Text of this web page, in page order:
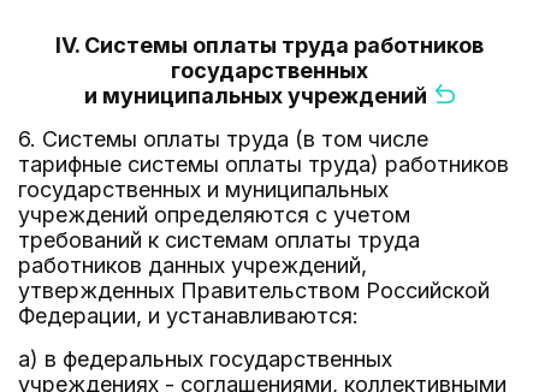
IV. Системы оплаты труда работников
государственных
и муниципальных учреждений
6. Системы оплаты труда (в том числе
тарифные системы оплаты труда) работников
государственных и муниципальных
учреждений определяются с учетом
требований к системам оплаты труда
работников данных учреждений,
утвержденных Правительством Российской
Федерации, и устанавливаются:
а) в федеральных государственных
учреждениях - соглашениями, коллективными